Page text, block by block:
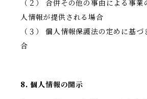
（２） 合併その他の事由による事
人情報が提供される場合
（３） 個人情報保護法の定めに基
合
8. 個人情報の開示